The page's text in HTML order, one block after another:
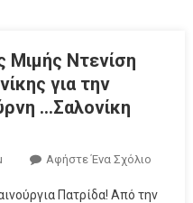
Μιμής Ντενίση
για την
…Σαλονίκη
Αφήστε Ένα Σχόλιο
Πατρίδα! Από την